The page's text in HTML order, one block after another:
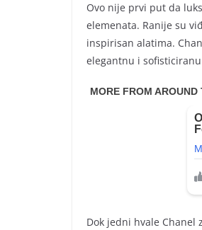
Ovo nije prvi put da
elemenata. Ranije su
inspirisan alatima.
elegantnu i
Dok jedni hvale